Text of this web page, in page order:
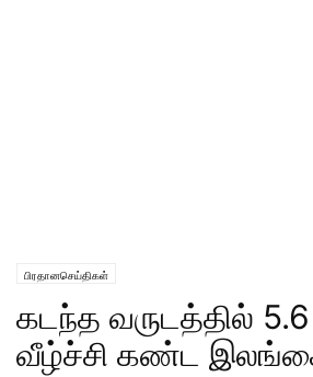
பிரதானசெய்திகள்
கடந்த வருடத்தில்
வீழ்ச்சி கண்ட இலங்கை